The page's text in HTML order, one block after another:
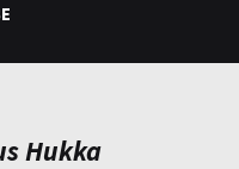
Hukka